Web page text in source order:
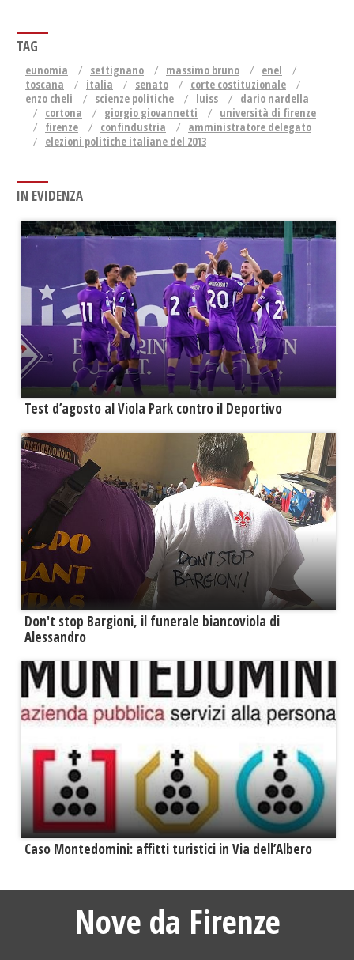
TAG
eunomia settignano massimo bruno
enel
toscana
italia senato
corte costituzionale
enzo cheli
scienze politiche luiss
dario nardella
cortona
giorgio giovannetti
università di firenze
firenze
confindustria
amministratore delegato
elezioni politiche italiane del 2013
IN EVIDENZA
Test d’agosto al Viola Park contro il Deportivo
Don't stop Bargioni, il funerale biancoviola di
Alessandro
Caso Montedomini: affitti turistici in Via dell’Albero
Nove da Firenze